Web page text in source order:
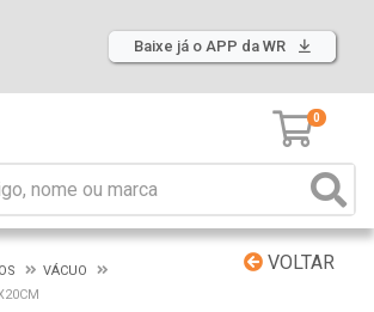
Baixe já o APP da WR
0
VOLTAR
VÁCUO